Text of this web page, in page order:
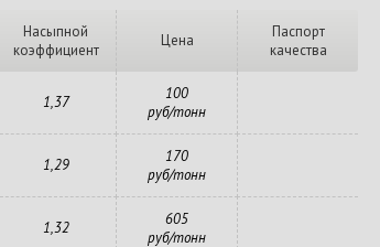
Насыпной
коэффициент
Цена
Паспорт
качества
1,37
100
руб/тонн
1,29
170
руб/тонн
1,32
605
руб/тонн